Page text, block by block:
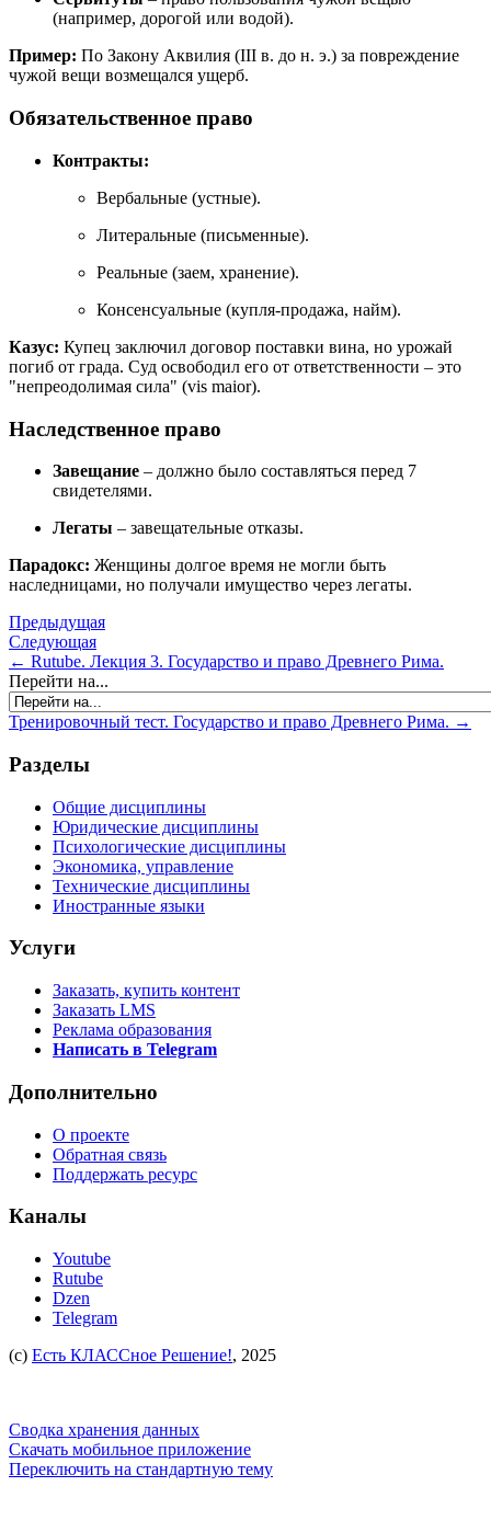
(например, дорогой или водой).
Пример: По Закону Аквилия (III в. до н. э.) за повреждение
чужой вещи возмещался ущерб.
Обязательственное право
Контракты:
Вербальные (устные).
Литеральные (письменные).
Реальные (заем, хранение).
Консенсуальные (купля-продажа, найм).
Казус: Купец заключил договор поставки вина, но урожай
погиб от града. Суд освободил его от ответственности – это
"непреодолимая сила" (vis maior).
Наследственное право
Завещание – должно было составляться перед 7
свидетелями.
Легаты – завещательные отказы.
Парадокс: Женщины долгое время не могли быть
наследницами, но получали имущество через легаты.
Предыдущая
Следующая
← Rutube. Лекция 3. Государство и право Древнего Рима.
Перейти на...
Тренировочный тест. Государство и право Древнего Рима. →
Разделы
Общие дисциплины
Юридические дисциплины
Психологические дисциплины
Экономика, управление
Технические дисциплины
Иностранные языки
Услуги
Заказать, купить контент
Заказать LMS
Реклама образования
Написать в Telegram
Дополнительно
О проекте
Обратная связь
Поддержать ресурс
Каналы
Youtube
Rutube
Dzen
Telegram
(c) Есть КЛАССное Решение!, 2025
Сводка хранения данных
Скачать мобильное приложение
Переключить на стандартную тему